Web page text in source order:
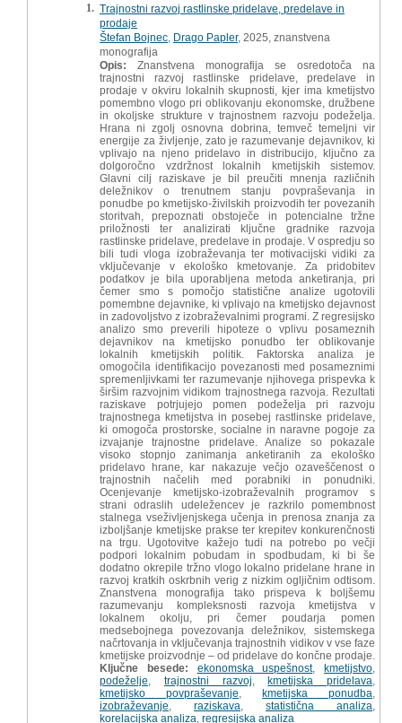
1. Trajnostni razvoj rastlinske pridelave, predelave in
prodaje
Štefan Bojnec Drago Papler, 2025, znanstvena
monografija
Opis: Znanstvena monografija se osredotoča na
trajnostni razvoj rastlinske pridelave, predelave in
prodaje v okviru lokalnih skupnosti, kjer ima kmetijstvo
pomembno vlogo pri oblikovanju ekonomske, družbene
in okoljske strukture v trajnostnem razvoju podeželja.
Hrana ni zgolj osnovna dobrina, temveč temeljni vir
energije za življenje, zato je razumevanje dejavnikov, ki
vplivajo na njeno pridelavo in distribucijo, ključno za
dolgoročno vzdržnost lokalnih kmetijskih sistemov.
Glavni cilj raziskave je bil preučiti mnenja različnih
deležnikov o trenutnem stanju povpraševanja in
ponudbe po kmetijsko-živilskih proizvodih ter povezanih
storitvah, prepoznati obstoječe in potencialne tržne
priložnosti ter analizirati ključne gradnike razvoja
rastlinske pridelave, predelave in prodaje. V ospredju so
bili tudi vloga izobraževanja ter motivacijski vidiki za
vključevanje v ekološko kmetovanje. Za pridobitev
podatkov je bila uporabljena metoda anketiranja, pri
čemer smo s pomočjo statistične analize ugotovili
pomembne dejavnike, ki vplivajo na kmetijsko dejavnost
in zadovoljstvo z izobraževalnimi programi. Z regresijsko
analizo smo preverili hipoteze o vplivu posameznih
dejavnikov na kmetijsko ponudbo ter oblikovanje
lokalnih kmetijskih politik. Faktorska analiza je
omogočila identifikacijo povezanosti med posameznimi
spremenljivkami ter razumevanje njihovega prispevka k
širšim razvojnim vidikom trajnostnega razvoja. Rezultati
raziskave potrjujejo pomen podeželja pri razvoju
trajnostnega kmetijstva in posebej rastlinske pridelave,
ki omogoča prostorske, socialne in naravne pogoje za
izvajanje trajnostne pridelave. Analize so pokazale
visoko stopnjo zanimanja anketiranih za ekološko
pridelavo hrane, kar nakazuje večjo ozaveščenost o
trajnostnih načelih med porabniki in ponudniki.
Ocenjevanje kmetijsko-izobraževalnih programov s
strani odraslih udeležencev je razkrilo pomembnost
stalnega vseživljenjskega učenja in prenosa znanja za
izboljšanje kmetijske prakse ter krepitev konkurenčnosti
na trgu. Ugotovitve kažejo tudi na potrebo po večji
podpori lokalnim pobudam in spodbudam, ki bi še
dodatno okrepile tržno vlogo lokalno pridelane hrane in
razvoj kratkih oskrbnih verig z nizkim ogljičnim odtisom.
Znanstvena monografija tako prispeva k boljšemu
razumevanju kompleksnosti razvoja kmetijstva v
lokalnem okolju, pri čemer poudarja pomen
medsebojnega povezovanja deležnikov, sistemskega
načrtovanja in vključevanja trajnostnih vidikov v vse faze
kmetijske proizvodnje – od pridelave do končne prodaje.
Ključne besede:
ekonomska uspešnost, kmetijstvo
podeželje
trajnostni razvoj ,kmetijska pridelava
kmetijsko povpraševanje
kmetijska ponudba
izobraževanje
raziskava statistična analiza
korelacijska analiza regresijska analiza